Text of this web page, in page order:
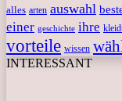
alles arten auswahl
einer geschichte ihre
vorteile wissen
INTERESSANT